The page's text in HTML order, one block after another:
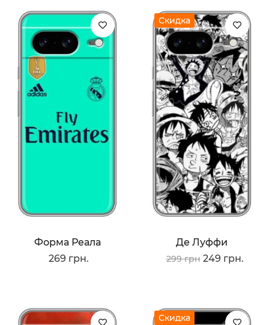
Форма Реала
269 грн.
Скидка
Де Луффи
299 грн 249 грн.
Скидка